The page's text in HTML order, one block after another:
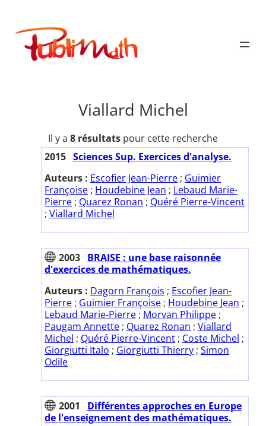
contenu
Publimath
Viallard Michel
Il y a 8 résultats pour cette recherche
2015 Sciences Sup. Exercices d'analyse.
Auteurs : Escofier Jean-Pierre ; Guimier
Françoise ; Houdebine Jean ; Lebaud Marie-
Pierre ; Quarez Ronan ; Quéré Pierre-Vincent
; Viallard Michel
2003 BRAISE : une base raisonnée
d'exercices de mathématiques.
Auteurs : Dagorn François ; Escofier Jean-
Pierre ; Guimier Françoise ; Houdebine Jean ;
Lebaud Marie-Pierre ; Morvan Philippe ;
Paugam Annette ; Quarez Ronan ; Viallard
Michel ; Quéré Pierre-Vincent ; Coste Michel ;
Giorgiutti Italo ; Giorgiutti Thierry ; Simon
Odile
2001
Différentes approches en Europe
de l'enseignement des mathématiques.